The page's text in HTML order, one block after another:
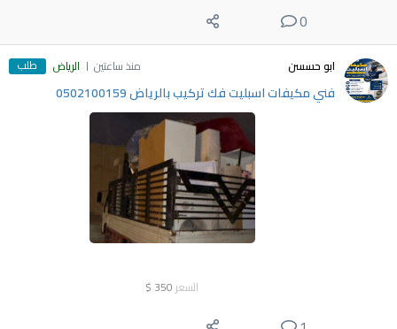
0
ابو حسسن منذ ساعتين الرياض طلب
فني مكيفات اسبليت فك تركيب بالرياض 0502100159
السعر 350
$